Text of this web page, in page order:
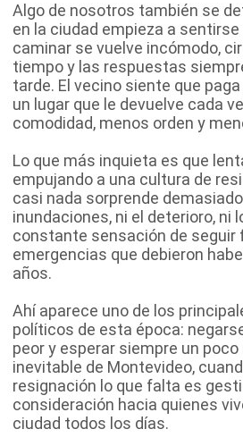
Algo de nosotros también se
en la ciudad empieza a
caminar se vuelve incómodo,
tiempo y las respuestas
tarde. El vecino siente que
un lugar que le devuelve cada
comodidad, menos orden y
Lo que más inquieta es que
empujando a una cultura de
casi nada sorprende
inundaciones, ni el deterioro, ni
constante sensación de seguir
emergencias que debieron
años.
Ahí aparece uno de los
políticos de esta época:
peor y esperar siempre un
inevitable de Montevideo,
resignación lo que falta es
consideración hacia quienes
ciudad todos los días.